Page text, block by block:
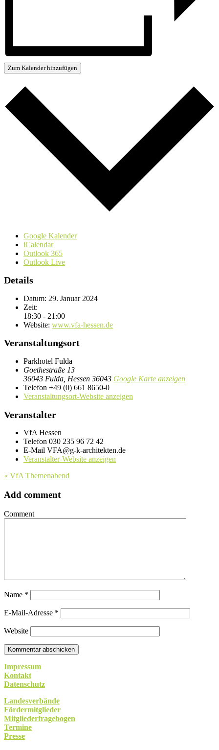
Zum Kalender hinzufügen
Google Kalender
iCalendar
Outlook 365
Outlook Live
Details
Datum: 29. Januar 2024
Zeit:
18:30 - 21:00
Website: www.vfa-hessen.de
Veranstaltungsort
Parkhotel Fulda
Goethestraße 13
36043 Fulda Hessen 36043 Google Karte anzeigen
Telefon +49 (0) 661 8650-0
Veranstaltungsort-Website anzeigen
Veranstalter
VfA Hessen
Telefon 030 235 96 72 42
E-Mail VFA@g-k-architekten.de
Veranstalter-Website anzeigen
« VfA Themenabend
Add comment
Comment
Name *
E-Mail-Adresse *
Website
Impressum
Kontakt
Datenschutz
Landesverbände
Fördermitglieder
Mitgliederfragebogen
Termine
Presse